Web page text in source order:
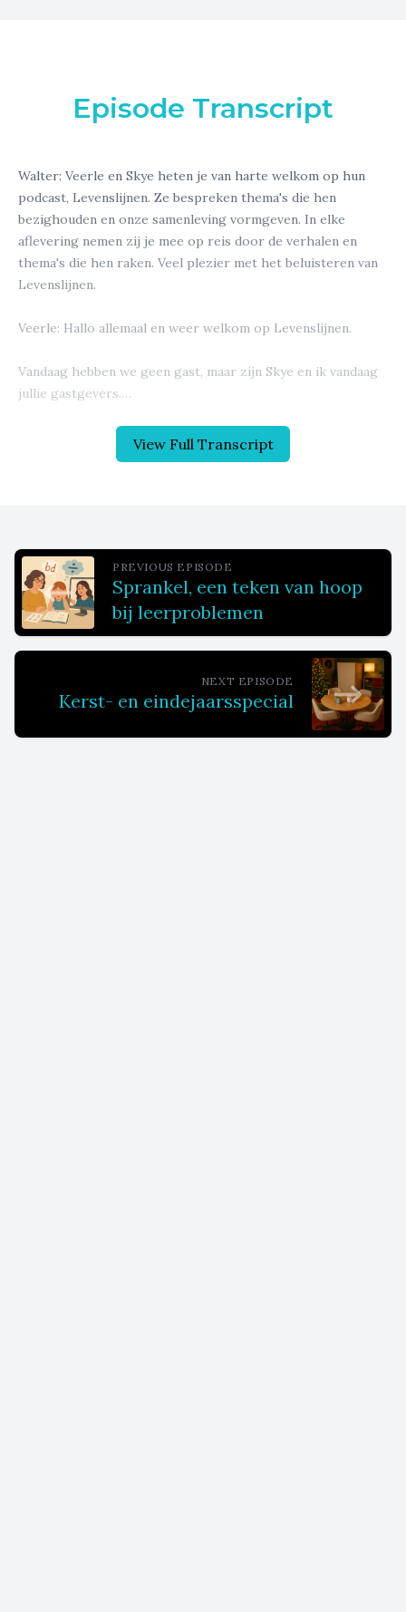
View Full Transcript
Episode Transcript
PREVIOUS EPISODE
Sprankel, een teken van hoop
bij leerproblemen
NEXT EPISODE
Kerst- en eindejaarsspecial